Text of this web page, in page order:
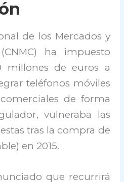
de los Mercados y
ha impuesto
de euros a
teléfonos móviles
de forma
vulneraba las
tras la compra de
en 2015.
que recurrirá